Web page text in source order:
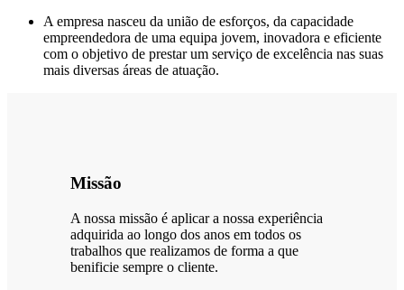
A empresa nasceu da união de esforços, da capacidade
empreendedora de uma equipa jovem, inovadora e eficiente
com o objetivo de prestar um serviço de excelência nas suas
mais diversas áreas de atuação.
Missão
A nossa missão é aplicar a nossa experiência
adquirida ao longo dos anos em todos os
trabalhos que realizamos de forma a que
benificie sempre o cliente.